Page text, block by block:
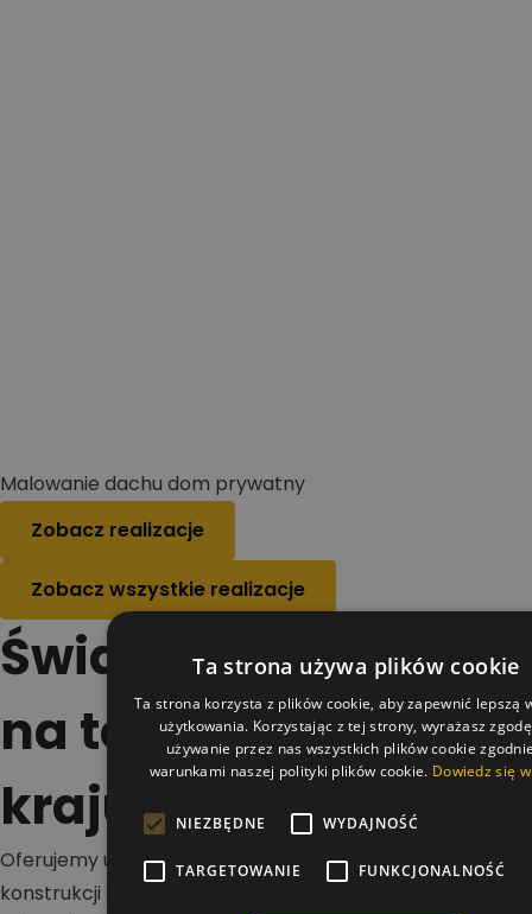
Malowanie dachu dom prywatny
Zobacz realizacje
Zobacz wszystkie realizacje
Świadczymy usługi
na terenie całego
kraju
Oferujemy usługi w zakresie malowania dachów,
konstrukcji stalowych i betonowych oraz wykonywania
Ta strona używa plików cookie
Ta strona korzysta z plików cookie, aby zapewnić lepszą
użytkowania. Korzystając z tej strony, wyrażasz
używanie przez nas wszystkich plików cookie
warunkami naszej polityki plików cookie. Dowiedz się
NIEZBĘDNE WYDAJNOŚĆ
TARGETOWANIE FUNKCJONALNOŚĆ